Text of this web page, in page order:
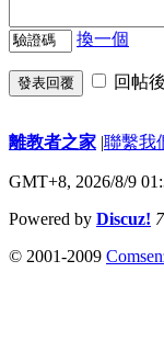
換一個
發表回覆 回帖
離教者之家 |聯繫我
GMT+8, 2026/8/9
Powered by Discuz!
© 2001-2009